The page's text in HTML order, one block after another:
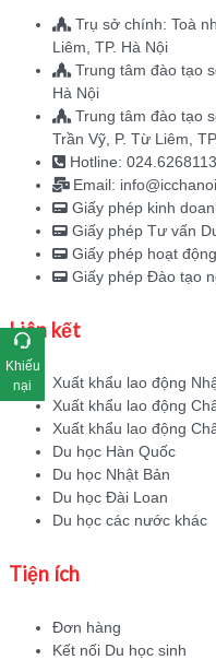
Trụ sở chính: Toà
Liêm, TP. Hà Nội
Trung tâm đào tạo
Hà Nội
Trung tâm đào tạo
Trần Vỹ, P. Từ Liêm,
Hotline:
Email:
Giấy phép kinh
Giấy phép Tư vấn
Giấy phép hoạt
Giấy phép Đào tạo
Liên kết
Xuất khẩu lao động
Xuất khẩu lao động
Xuất khẩu lao động
Du học Hàn Quốc
Du học Nhật Bản
Du học Đài Loan
Du học các nước khác
Tiện ích
Đơn hàng
Kết nối Du học sinh
Khiếu
nại